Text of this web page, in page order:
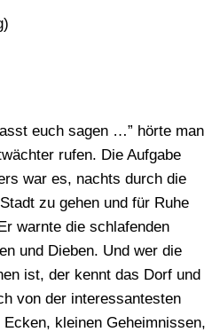
)
euch sagen …” hörte man
rufen. Die Aufgabe
war es, nachts durch die
zu gehen und für Ruhe
warnte die schlafenden
und Dieben. Und wer die
ist, der kennt das Dorf und
von der interessantesten
kleinen Geheimnissen,